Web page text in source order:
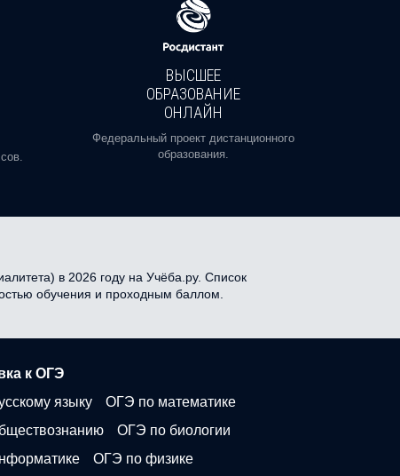
ВЫСШЕЕ
ОБРАЗОВАНИЕ
ОНЛАЙН
Федеральный проект дистанционного
образования.
в 2026 году на Учёба.ру. Список
обучения и проходным баллом.
к ОГЭ
языку
ОГЭ по математике
ОГЭ по биологии
ОГЭ по физике